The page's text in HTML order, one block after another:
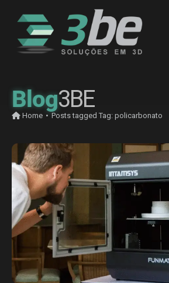
Blog3BE
Home • Posts tagged Tag: policarbonato